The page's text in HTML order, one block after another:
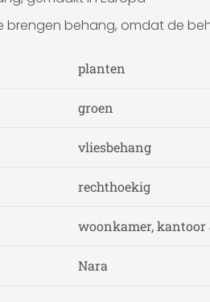
brengen behang, omdat de
planten
groen
vliesbehang
rechthoekig
woonkamer, kantoor
Nara